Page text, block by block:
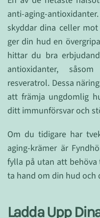
anti-aging-
skyddar dina celler
ger din hud en
hittar du bra
antioxidanter,
resveratrol. Dessa
att främja ungdomlig
ditt immunförsvar och
Om du tidigare har
aging-krämer är
fylla på utan att
ta hand om din hud
Ladda Upp